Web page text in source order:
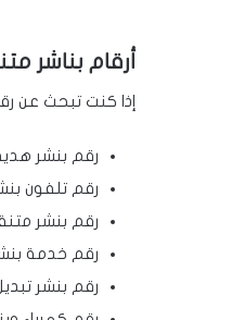
أرقام بناشر
إذا كنت تبحث عن
رقم بنشر
رقم تلفون
رقم بنشر
رقم خدمة
رقم بنشر